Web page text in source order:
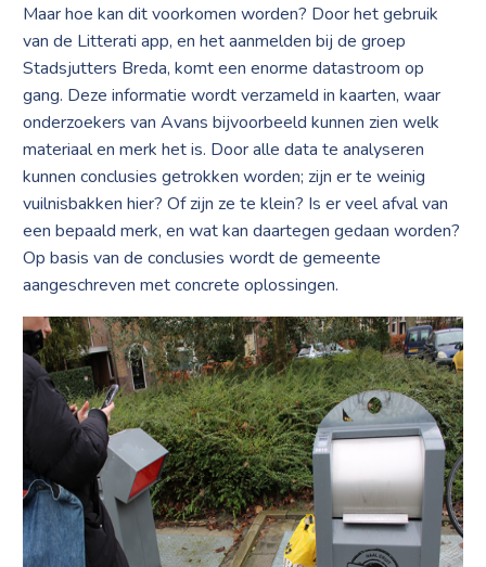
Maar hoe kan dit voorkomen worden? Door het gebruik
van de Litterati app, en het aanmelden bij de groep
Stadsjutters Breda, komt een enorme datastroom op
gang. Deze informatie wordt verzameld in kaarten, waar
onderzoekers van Avans bijvoorbeeld kunnen zien welk
materiaal en merk het is. Door alle data te analyseren
kunnen conclusies getrokken worden; zijn er te weinig
vuilnisbakken hier? Of zijn ze te klein? Is er veel afval van
een bepaald merk, en wat kan daartegen gedaan worden?
Op basis van de conclusies wordt de gemeente
aangeschreven met concrete oplossingen.